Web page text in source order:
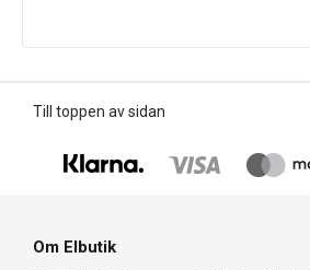
Till toppen av sidan
Om Elbutik